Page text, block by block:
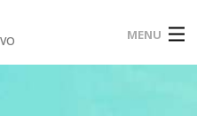
MENU